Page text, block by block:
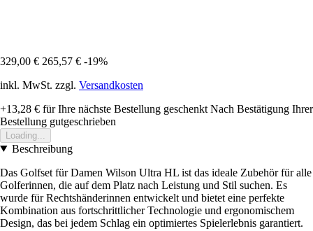
329,00 € 265,57 € -19%
inkl. MwSt. zzgl. Versandkosten
+13,28 € für Ihre nächste Bestellung geschenkt Nach Bestätigung Ihrer
Bestellung gutgeschrieben
Loading...
Beschreibung
Das Golfset für Damen Wilson Ultra HL ist das ideale Zubehör für alle
Golferinnen, die auf dem Platz nach Leistung und Stil suchen. Es
wurde für Rechtshänderinnen entwickelt und bietet eine perfekte
Kombination aus fortschrittlicher Technologie und ergonomischem
Design, das bei jedem Schlag ein optimiertes Spielerlebnis garantiert.